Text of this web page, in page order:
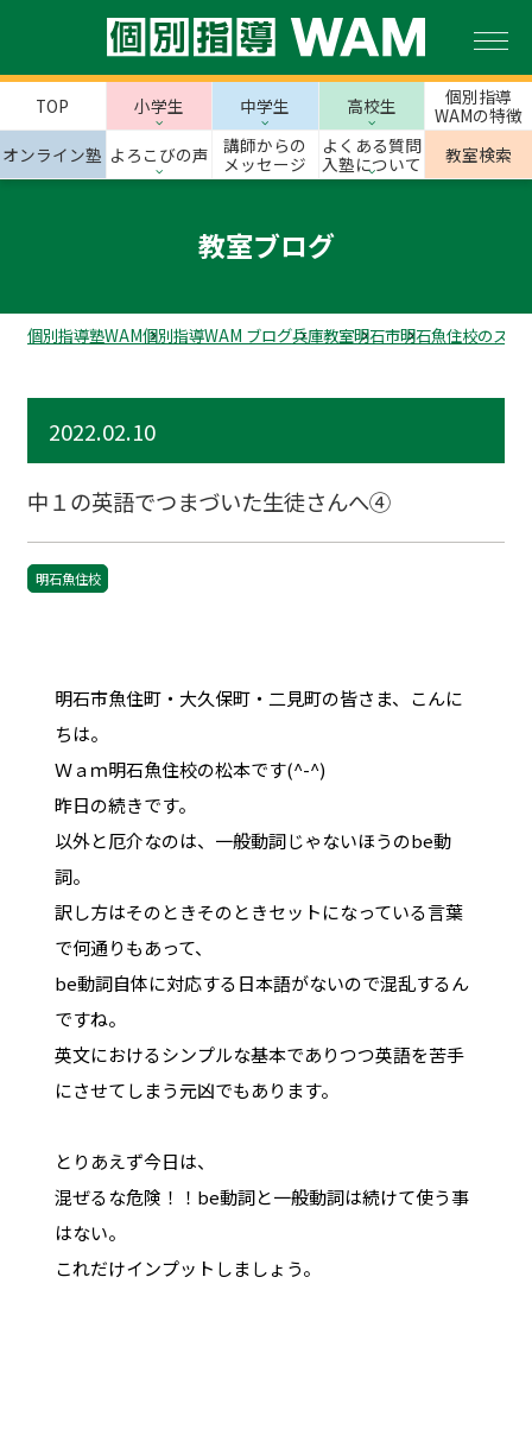
TOP 小学生 中学生 高校生
個別指導
WAMの特徴
オンライン塾 よろこびの声
講師からの
メッセージ
よくある質問
入塾について
教室検索
教室ブログ
個別指導塾WAM個別指導WAM ブログ兵庫教室明石市明石魚住校のスタ
2022.02.10
中１の英語でつまづいた生徒さんへ④
明石魚住校
明石市魚住町・大久保町・二見町の皆さま、こんに
ちは。
Ｗａｍ明石魚住校の松本です(^-^)
昨日の続きです。
以外と厄介なのは、一般動詞じゃないほうのbe動
詞。
訳し方はそのときそのときセットになっている言葉
で何通りもあって、
be動詞自体に対応する日本語がないので混乱するん
ですね。
英文におけるシンプルな基本でありつつ英語を苦手
にさせてしまう元凶でもあります。
とりあえず今日は、
混ぜるな危険！！be動詞と一般動詞は続けて使う事
はない。
これだけインプットしましょう。